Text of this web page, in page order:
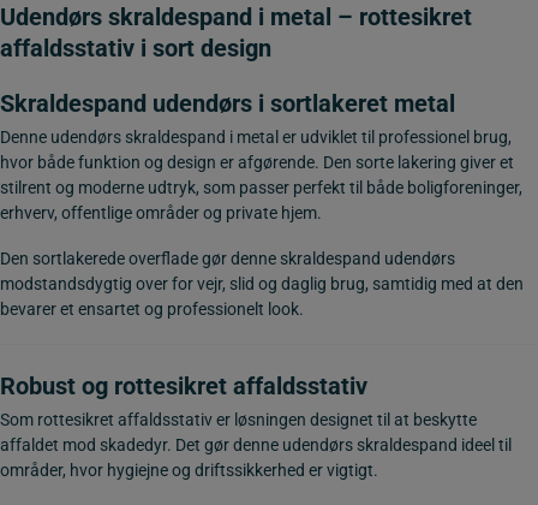
Udendørs skraldespand i metal – rottesikret
affaldsstativ i sort design
Skraldespand udendørs i sortlakeret metal
Denne udendørs skraldespand i metal er udviklet til professionel brug,
hvor både funktion og design er afgørende. Den sorte lakering giver et
stilrent og moderne udtryk, som passer perfekt til både boligforeninger,
erhverv, offentlige områder og private hjem.
Den sortlakerede overflade gør denne skraldespand udendørs
modstandsdygtig over for vejr, slid og daglig brug, samtidig med at den
bevarer et ensartet og professionelt look.
Robust og rottesikret affaldsstativ
Som rottesikret affaldsstativ er løsningen designet til at beskytte
affaldet mod skadedyr. Det gør denne udendørs skraldespand ideel til
områder, hvor hygiejne og driftssikkerhed er vigtigt.